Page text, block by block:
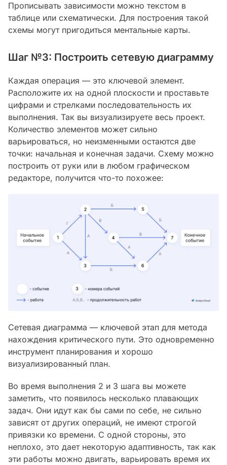
Прописывать зависимости можно текстом в
таблице или схематически. Для построения такой
схемы могут пригодиться ментальные карты.
Шаг №3: Построить сетевую диаграмму
Каждая операция — это ключевой элемент.
Расположите их на одной плоскости и проставьте
цифрами и стрелками последовательность их
выполнения. Так вы визуализируете весь проект.
Количество элементов может сильно
варьироваться, но неизменными остаются две
точки: начальная и конечная задачи. Схему можно
построить от руки или в любом графическом
редакторе, получится что-то похожее:
Сетевая диаграмма — ключевой этап для метода
нахождения критического пути. Это одновременно
инструмент планирования и хорошо
визуализированный план.
Во время выполнения 2 и 3 шага вы можете
заметить, что появилось несколько плавающих
задач. Они идут как бы сами по себе, не сильно
зависят от других операций, не имеют строгой
привязки ко времени. С одной стороны, это
неплохо, это дает некоторую адаптивность, так как
эти работы можно двигать, варьировать время их